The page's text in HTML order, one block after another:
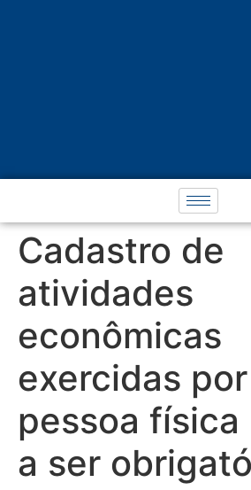
Cadastro de
atividades
econômicas
exercidas por
pessoa física
a ser